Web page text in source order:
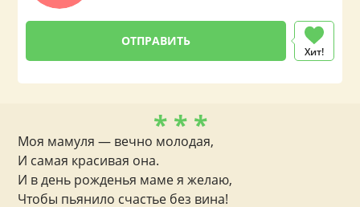
Хит!
* * *
Моя мамуля — вечно молодая,
И самая красивая она.
И в день рожденья маме я желаю,
Чтобы пьянило счастье без вина!